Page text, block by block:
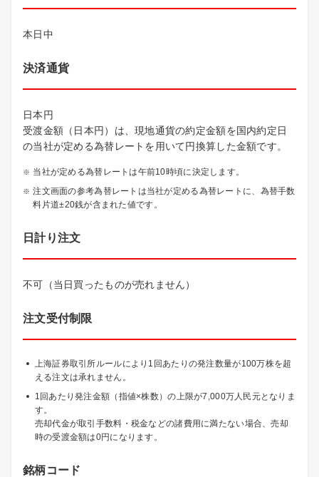
本日中
決済通貨
日本円
受渡金額（日本円）は、現地通貨の約定金額を国内約定日
の当社が定める為替レートを用いて円換算した金額です。
当社が定める為替レートは午前10時頃に決定します。
注文画面の参考為替レートは当社が定める為替レートに、為替手数
料片道±20銭が含まれた値です。
日計り注文
不可（当日買ったものが売れません）
注文受付制限
上海証券取引所ルールにより1回あたりの発注数量が100万株を超
える注文は承れません。
1回あたり発注金額（指値×株数）の上限が7,000万人民元となりま
す。
売却代金が取引手数料・税金などの諸費用に満たない場合、売却
時の受渡金額は0円になります。
銘柄コード